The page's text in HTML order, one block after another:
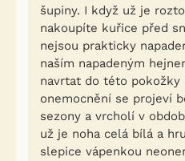
šupiny. I když už je
nakoupíte kuřice před
nejsou prakticky
naším napadeným
navrtat do této pokožky
onemocnění se projeví
sezony a vrcholí v
už je noha celá bílá a
slepice vápenkou